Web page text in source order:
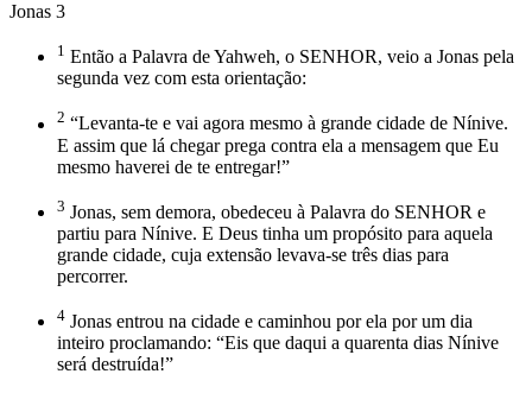
Jonas 3
1 Então a Palavra de Yahweh, o SENHOR, veio a Jonas pela
segunda vez com esta orientação:
2 “Levanta-te e vai agora mesmo à grande cidade de Nínive.
E assim que lá chegar prega contra ela a mensagem que Eu
mesmo haverei de te entregar!”
3 Jonas, sem demora, obedeceu à Palavra do SENHOR e
partiu para Nínive. E Deus tinha um propósito para aquela
grande cidade, cuja extensão levava-se três dias para
percorrer.
4 Jonas entrou na cidade e caminhou por ela por um dia
inteiro proclamando: “Eis que daqui a quarenta dias Nínive
será destruída!”